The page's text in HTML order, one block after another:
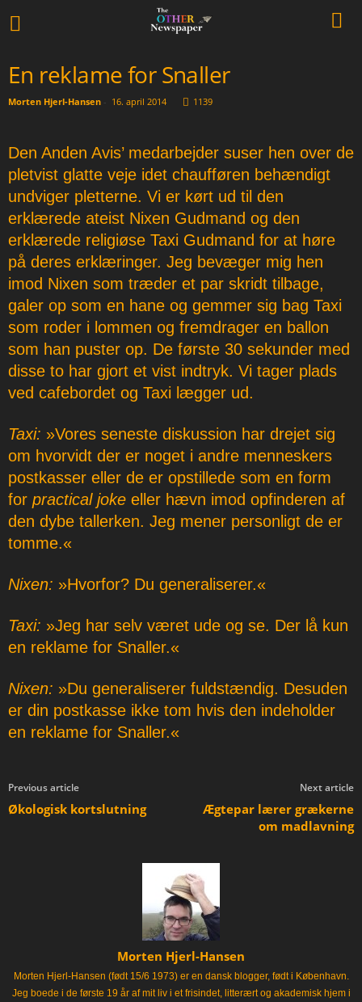
En reklame for Snaller
Morten Hjerl-Hansen - 16. april 2014 1139
Den Anden Avis’ medarbejder suser hen over de
pletvist glatte veje idet chaufføren behændigt
undviger pletterne. Vi er kørt ud til den
erklærede ateist Nixen Gudmand og den
erklærede religiøse Taxi Gudmand for at høre
på deres erklæringer. Jeg bevæger mig hen
imod Nixen som træder et par skridt tilbage,
galer op som en hane og gemmer sig bag Taxi
som roder i lommen og fremdrager en ballon
som han puster op. De første 30 sekunder med
disse to har gjort et vist indtryk. Vi tager plads
ved cafebordet og Taxi lægger ud.
Taxi: »Vores seneste diskussion har drejet sig
om hvorvidt der er noget i andre menneskers
postkasser eller de er opstillede som en form
for practical joke eller hævn imod opfinderen af
den dybe tallerken. Jeg mener personligt de er
tomme.«
Nixen: »Hvorfor? Du generaliserer.«
Taxi: »Jeg har selv været ude og se. Der lå kun
en reklame for Snaller.«
Nixen: »Du generaliserer fuldstændig. Desuden
er din postkasse ikke tom hvis den indeholder
en reklame for Snaller.«
Previous article
Økologisk kortslutning
Next article
Ægtepar lærer grækerne
om madlavning
Morten Hjerl-Hansen
Morten Hjerl-Hansen (født 15/6 1973) er en dansk blogger, født i København.
Jeg boede i de første 19 år af mit liv i et frisindet, litterært og akademisk hjem i